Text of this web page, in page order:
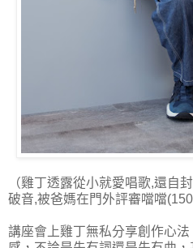
（雞丁透露從小就愛唱歌,還自
破音,被爸媽在門外評審噹噹
講座會上雞丁無私分享創作心